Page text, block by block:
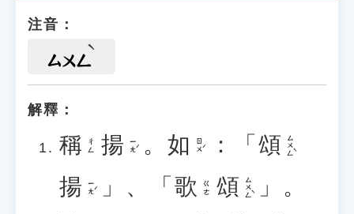
注音：
ㄙㄨㄥ
解釋：
稱 ㄔㄥ 揚 ㄧㄤˊ 。 如 ㄖㄨˊ ：「 頌 ㄙㄨㄥˋ
揚 ㄧㄤˊ 」、「 歌 ㄍㄜ 頌 ㄙㄨㄥˋ
」。